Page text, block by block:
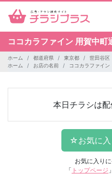
ココカラファイン 用賀中町
ホーム 都道府県 東京都
世田谷区
ホーム
お店の名前 ココカラファイン
本日チラシは
お気に入り
「 トップページ